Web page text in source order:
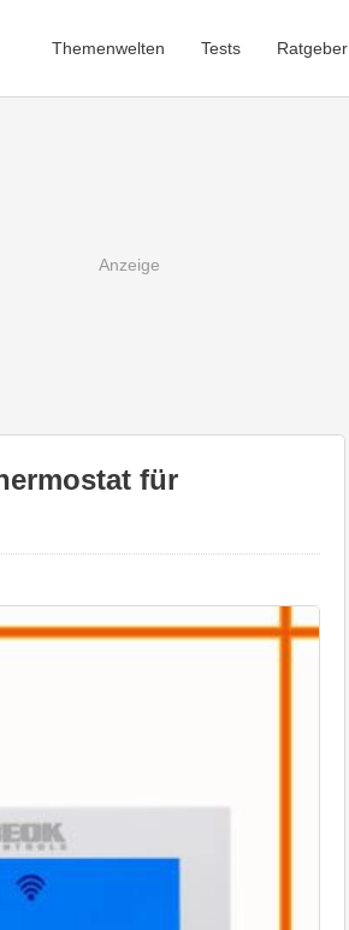
Themenwelten Tests Ratgeber
für